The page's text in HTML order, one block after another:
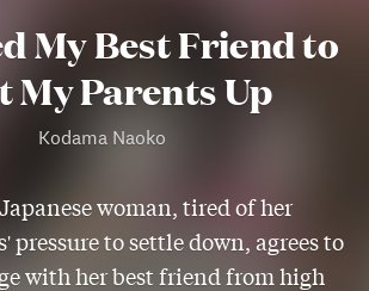
My Best Friend to
My Parents Up
Kodama Naoko
woman, tired of her
pressure to settle down, agrees to
with her best friend from high